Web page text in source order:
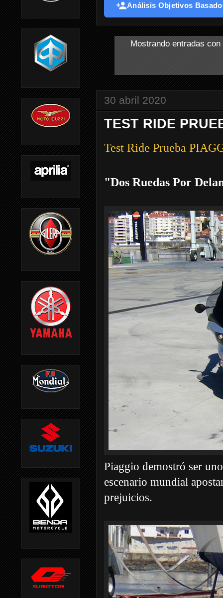
Análisis Objetivos
Mostrando entradas
30 abril 2020
TEST RIDE
Test Ride Prueba
"Dos Ruedas Por
Piaggio demostró ser
escenario mundial
prejuicios.